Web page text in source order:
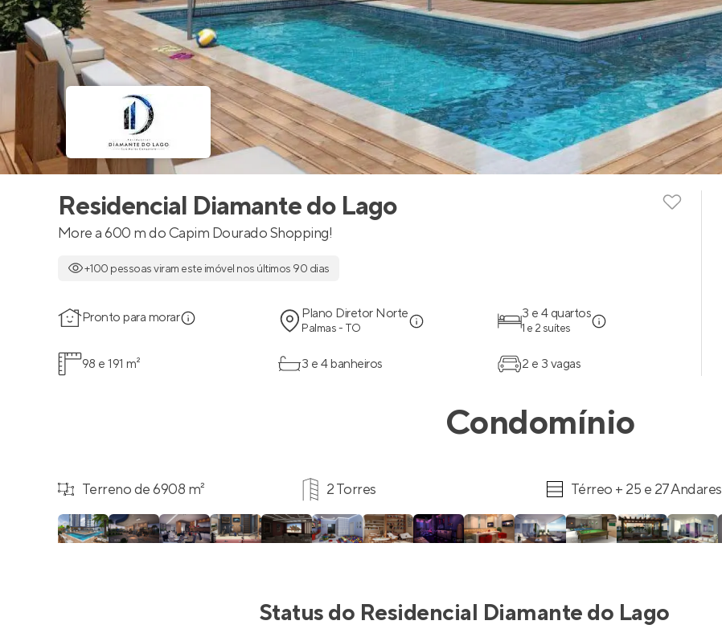
Anunciar Imóveis Anunciar imóveis
Residencial Diamante do Lago
More a 600 m do Capim Dourado Shopping!
+100 pessoas viram este imóvel nos últimos 90 dias
Pronto para morar Plano Diretor Norte
Palmas - TO
3 e 4 quartos
1 e 2 suítes
98 e 191 m² 3 e 4 banheiros 2 e 3 vagas
Condomínio
Terreno de 6908 m² 2 Torres Térreo + 25 e 27 Andares
Status do Residencial Diamante do Lago